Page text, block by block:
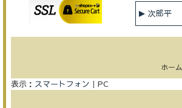
次郎平
ホーム
表示： スマートフォン ｜ PC